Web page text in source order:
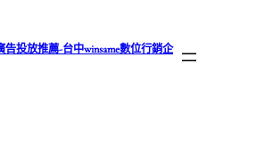
告投放推薦-台中winsame數位行銷企